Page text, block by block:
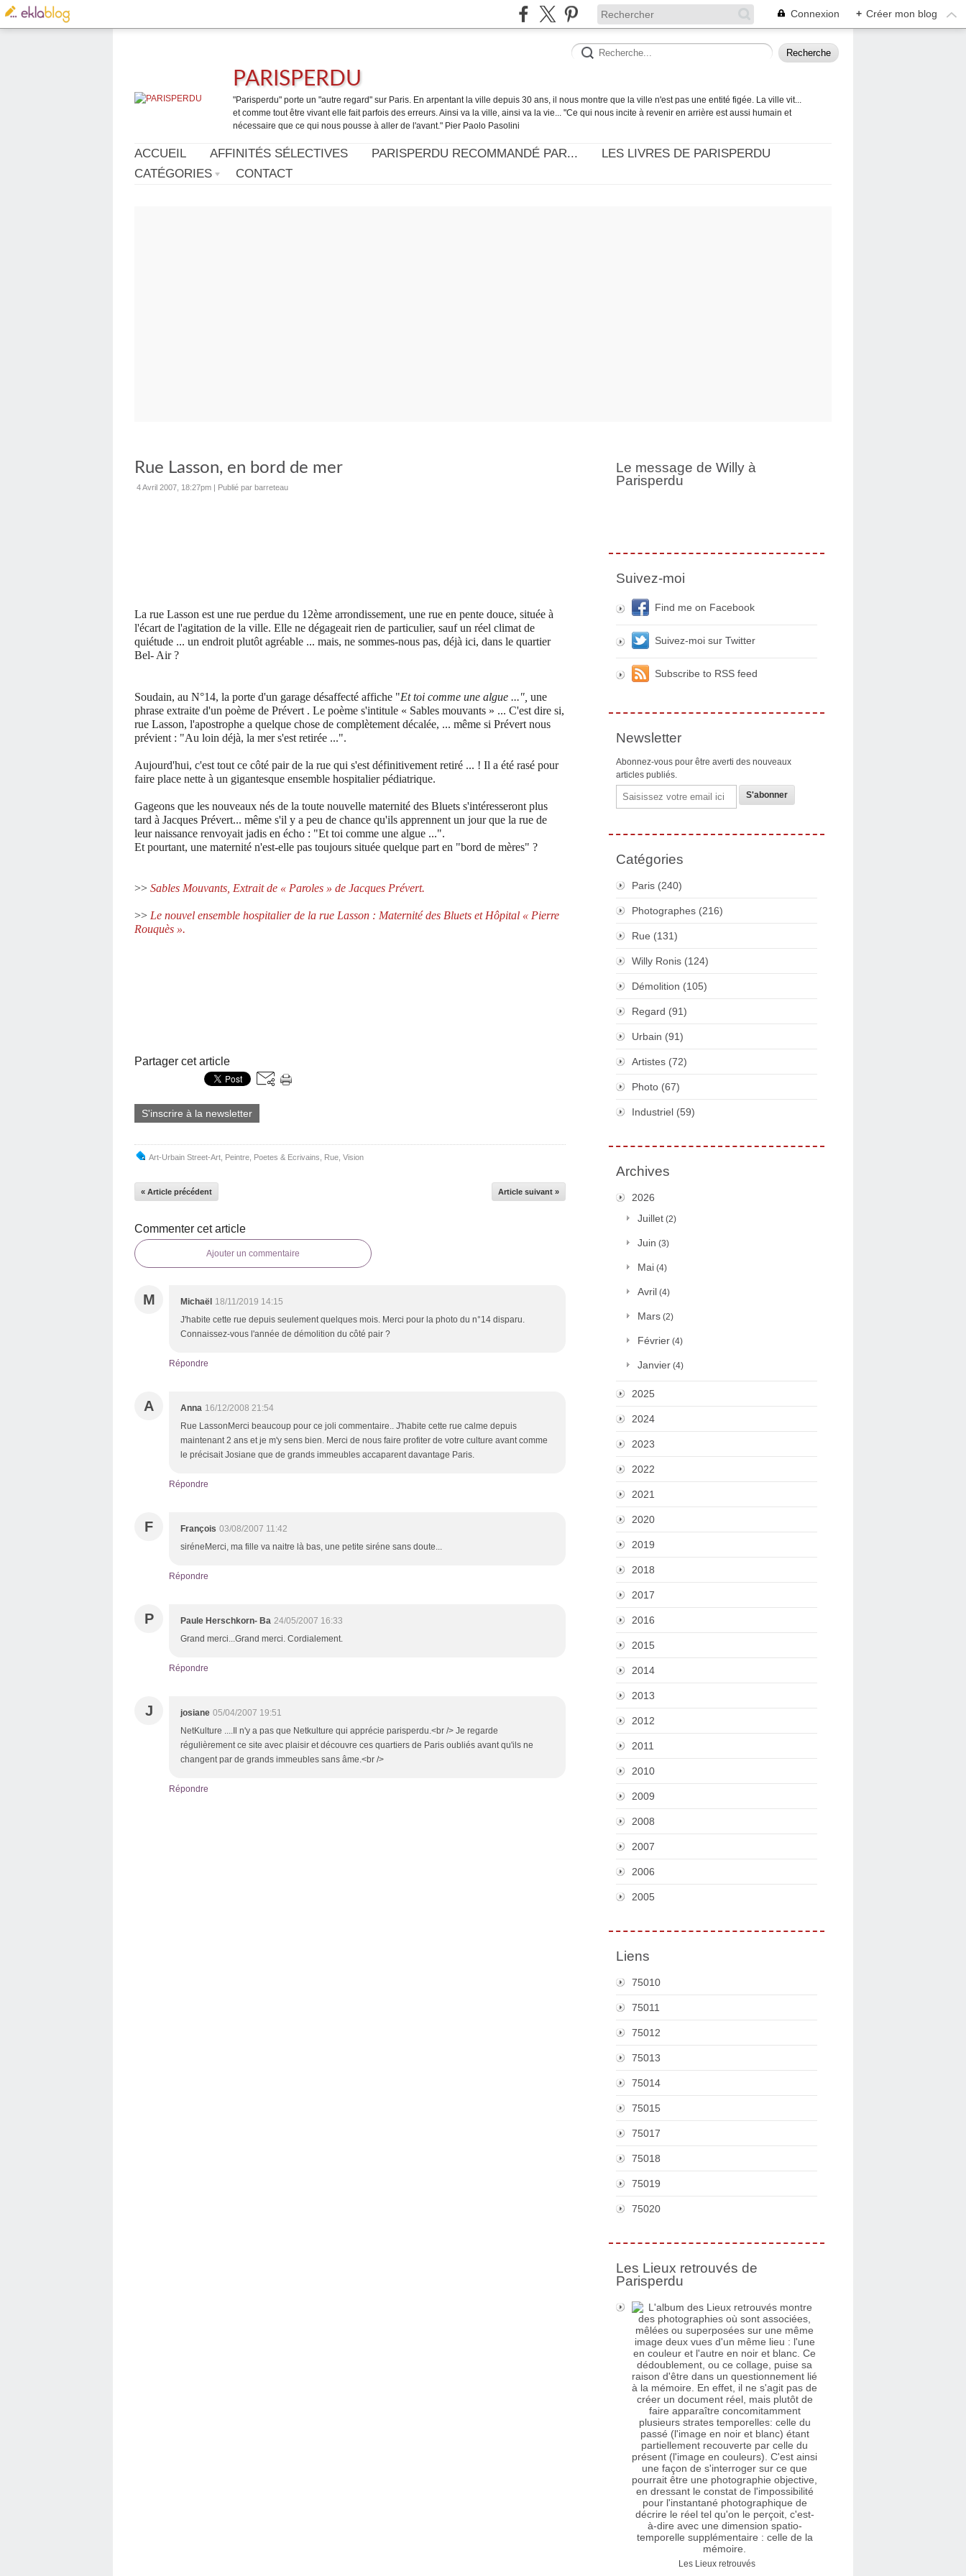
Connexion + Créer mon blog
PARISPERDU
"Parisperdu" porte un "autre regard" sur Paris. En arpentant la ville depuis 30 ans, il nous montre que la ville n'est pas une entité figée. La ville vit...
et comme tout être vivant elle fait parfois des erreurs. Ainsi va la ville, ainsi va la vie... "Ce qui nous incite à revenir en arrière est aussi humain et
nécessaire que ce qui nous pousse à aller de l'avant." Pier Paolo Pasolini
ACCUEIL AFFINITÉS SÉLECTIVES PARISPERDU RECOMMANDÉ PAR...
LES LIVRES DE PARISPERDU
CATÉGORIES
CONTACT
Rue Lasson, en bord de mer
4 Avril 2007, 18:27pm | Publié par barreteau
La rue Lasson est une rue perdue du 12ème arrondissement, une rue en pente douce, située à
l'écart de l'agitation de la ville. Elle ne dégageait rien de particulier, sauf un réel climat de
quiétude ... un endroit plutôt agréable ... mais, ne sommes-nous pas, déjà ici, dans le quartier
Bel- Air ?
Soudain, au N°14, la porte d'un garage désaffecté affiche "Et toi comme une algue ...", une
phrase extraite d'un poème de Prévert . Le poème s'intitule « Sables mouvants » ... C'est dire si,
rue Lasson, l'apostrophe a quelque chose de complètement décalée, ... même si Prévert nous
prévient : "Au loin déjà, la mer s'est retirée ...".
Aujourd'hui, c'est tout ce côté pair de la rue qui s'est définitivement retiré ... ! Il a été rasé pour
faire place nette à un gigantesque ensemble hospitalier pédiatrique.
Gageons que les nouveaux nés de la toute nouvelle maternité des Bluets s'intéresseront plus
tard à Jacques Prévert... même s'il y a peu de chance qu'ils apprennent un jour que la rue de
leur naissance renvoyait jadis en écho : "Et toi comme une algue ...".
Et pourtant, une maternité n'est-elle pas toujours située quelque part en "bord de mères" ?
>> Sables Mouvants, Extrait de « Paroles » de Jacques Prévert.
>> Le nouvel ensemble hospitalier de la rue Lasson : Maternité des Bluets et Hôpital « Pierre
Rouquès ».
Partager cet article
S'inscrire à la newsletter
Art-Urbain Street-Art Peintre Poetes & Ecrivains Rue Vision
« Article précédent Article suivant »
Commenter cet article
Ajouter un commentaire
M Michaël 18/11/2019 14:15
J'habite cette rue depuis seulement quelques mois. Merci pour la photo du n°14 disparu.
Connaissez-vous l'année de démolition du côté pair ?
Répondre
A Anna 16/12/2008 21:54
Rue LassonMerci beaucoup pour ce joli commentaire.. J'habite cette rue calme depuis
maintenant 2 ans et je m'y sens bien. Merci de nous faire profiter de votre culture avant comme
le précisait Josiane que de grands immeubles accaparent davantage Paris.
Répondre
F François 03/08/2007 11:42
siréneMerci, ma fille va naitre là bas, une petite siréne sans doute...
Répondre
P Paule Herschkorn- Ba 24/05/2007 16:33
Grand merci...Grand merci. Cordialement.
Répondre
J josiane 05/04/2007 19:51
NetKulture ....Il n'y a pas que Netkulture qui apprécie parisperdu.<br /> Je regarde
régulièrement ce site avec plaisir et découvre ces quartiers de Paris oubliés avant qu'ils ne
changent par de grands immeubles sans âme.<br />
Répondre
Le message de Willy à
Parisperdu
Suivez-moi
Find me on Facebook
Suivez-moi sur Twitter
Subscribe to RSS feed
Newsletter
Abonnez-vous pour être averti des nouveaux
articles publiés.
Email
Catégories
Paris (240)
Photographes (216)
Rue (131)
Willy Ronis (124)
Démolition (105)
Regard (91)
Urbain (91)
Artistes (72)
Photo (67)
Industriel (59)
Archives
2026
Juillet (2)
Juin (3)
Mai (4)
Avril (4)
Mars (2)
Février (4)
Janvier (4)
2025
2024
2023
2022
2021
2020
2019
2018
2017
2016
2015
2014
2013
2012
2011
2010
2009
2008
2007
2006
2005
Liens
75010
75011
75012
75013
75014
75015
75017
75018
75019
75020
Les Lieux retrouvés de
Parisperdu
Les Lieux retrouvés